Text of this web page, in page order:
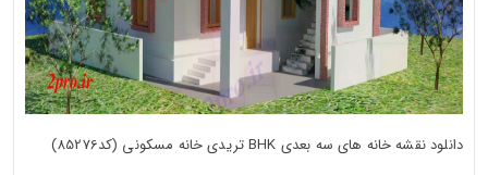
دانلود نقشه خانه های سه بعدی BHK تریدی خانه مسکونی (کد85276)